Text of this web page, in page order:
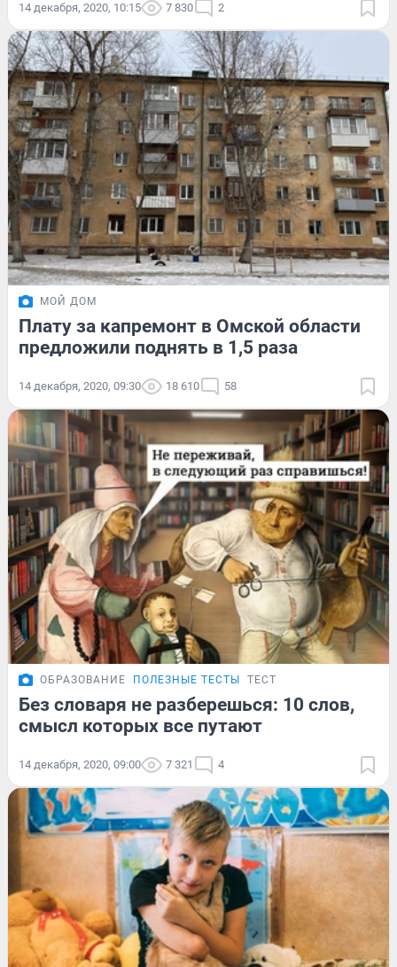
14 декабря, 2020, 10:15 7 830 2
МОЙ ДОМ
Плату за капремонт в Омской области
предложили поднять в 1,5 раза
14 декабря, 2020, 09:30 18 610 58
ОБРАЗОВАНИЕ ПОЛЕЗНЫЕ ТЕСТЫ ТЕСТ
Без словаря не разберешься: 10 слов,
смысл которых все путают
14 декабря, 2020, 09:00 7 321 4